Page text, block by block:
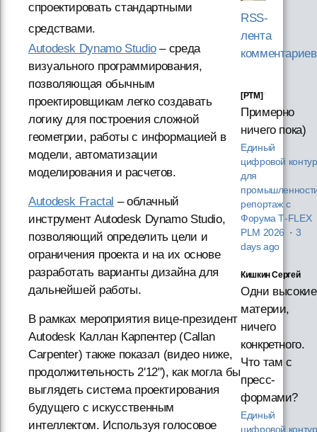
спроектировать стандартными
средствами.
Autodesk Dynamo Studio– среда
визуального программирования,
позволяющая обычным
проектировщикам легко создавать
логику для построения сложной
геометрии, работы с информацией в
модели, автоматизации
моделирования и расчетов.
Autodesk Fractal – облачный
инструмент Autodesk Dynamo Studio,
позволяющий определить цели и
ограничения проекта и на их основе
разработать варианты дизайна для
дальнейшей работы.
В рамках мероприятия вице-президент
Autodesk Каллан Карпентер (Callan
Carpenter) также показал (видео ниже,
продолжительность 2'12"), как могла бы
выглядеть система проектирования
будущего с искусственным
интеллектом. Используя голосовое
RSS-
лента
комментариев
[PTM]
Примерно
ничего пока)
Единый
цифровой контур
для
репортаж с
Форума T‑FLEX
PLM 2026 · 3
days ago
Кишкин Сергей
Одни высокие
материи,
ничего
конкретного.
Что там с
пресс-
формами?
Единый
цифровой контур